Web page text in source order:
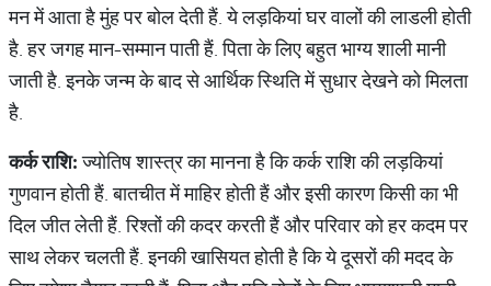
मन में आता है मुंह पर बोल देती हैं. ये लड़कियां घर वालों की लाडली होती
है. हर जगह मान-सम्मान पाती हैं. पिता के लिए बहुत भाग्य शाली मानी
जाती है. इनके जन्म के बाद से आर्थिक स्थिति में सुधार देखने को मिलता
है.
कर्क राशि:ज्योतिष शास्त्र का मानना है कि कर्क राशि की लड़कियां
गुणवान होती हैं. बातचीत में माहिर होती हैं और इसी कारण किसी का भी
दिल जीत लेती हैं. रिश्तों की कदर करती हैं और परिवार को हर कदम पर
साथ लेकर चलती हैं. इनकी खासियत होती है कि ये दूसरों की मदद के